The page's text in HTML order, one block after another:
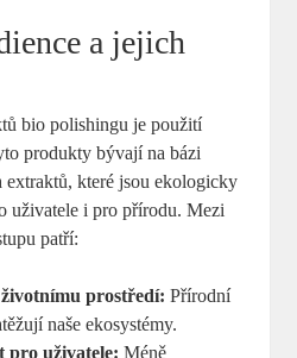
a jejich
bio polishingu je použití
produkty bývají na bázi
které jsou ekologicky
uživatele i pro přírodu. Mezi
patří:
prostředí: Přírodní
naše ekosystémy.
pro uživatele: Méně